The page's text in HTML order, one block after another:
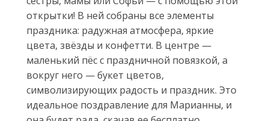
открытки! В ней собраны все элементы
праздника: радужная атмосфера, яркие
цвета, звёзды и конфетти. В центре —
маленький пёс с праздничной повязкой, а
вокруг него — букет цветов,
символизирующих радость и праздник. Это
идеальное поздравление для Марианны, и